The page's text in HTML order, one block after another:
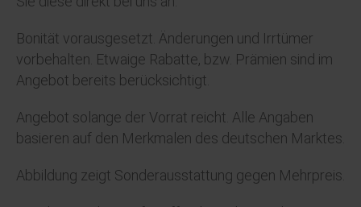
Bonität vorausgesetzt. Änderungen und Irrtümer
vorbehalten. Etwaige Rabatte, bzw. Prämien sind im
Angebot bereits berücksichtigt.
Angebot solange der Vorrat reicht. Alle Angaben
basieren auf den Merkmalen des deutschen Marktes.
Abbildung zeigt Sonderausstattung gegen Mehrpreis.